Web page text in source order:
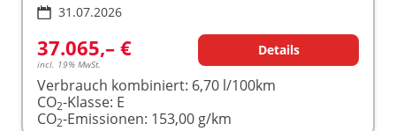
31.07.2026
37.065,– €
incl. 19% MwSt.
Details
Verbrauch kombiniert: 6,70 l/100km
CO2-Klasse: E
CO2-Emissionen: 153,00 g/km